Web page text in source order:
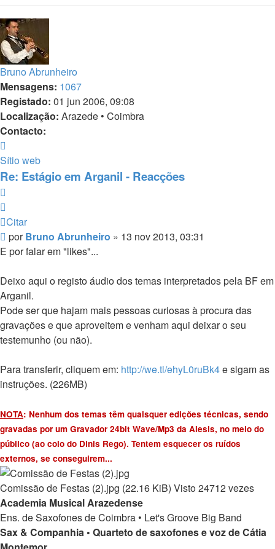
Bruno Abrunheiro
Mensagens: 1067
Registado: 01 jun 2006, 09:08
Localização: Arazede • Coimbra
Contacto:
Bruno
Abrunheiro
Sítio web
Re: Estágio em Arganil - Reacções
Citar
Mensagem
porBruno Abrunheiro » 13 nov 2013, 03:31
E por falar em "likes"...
Deixo aqui o registo áudio dos temas interpretados pela BF em
Arganil.
Pode ser que hajam mais pessoas curiosas à procura das
gravações e que aproveitem e venham aqui deixar o seu
testemunho (ou não).
Para transferir, cliquem em: ​ http://we.tl/ehyL0ruBk4e sigam as
instruções. (226MB)
NOTA: Nenhum dos temas têm quaisquer edições técnicas, sendo
gravadas por um Gravador 24bit Wave/Mp3 da Alesis, no meio do
público (ao colo do Dinis Rego). Tentem esquecer os ruídos
externos, se conseguirem...
Comissão de Festas (2).jpg (22.16 KiB) Visto 24712 vezes
Academia Musical Arazedense
Ens. de Saxofones de Coimbra • Let's Groove Big Band
Sax & Companhia • Quarteto de saxofones e voz de Cátia